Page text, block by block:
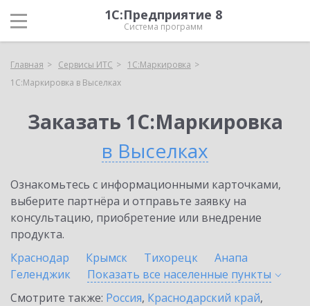
1С:Предприятие 8
Система программ
Главная Сервисы ИТС
1С:Маркировка
1С:Маркировка в Выселках
Заказать 1С:Маркировка
в Выселках
Ознакомьтесь с информационными карточками,
выберите партнёра и отправьте заявку на
консультацию, приобретение или внедрение
продукта.
Краснодар
Крымск Тихорецк
Анапа
Геленджик
Показать все населенные пункты
Смотрите также: Россия, Краснодарский край,